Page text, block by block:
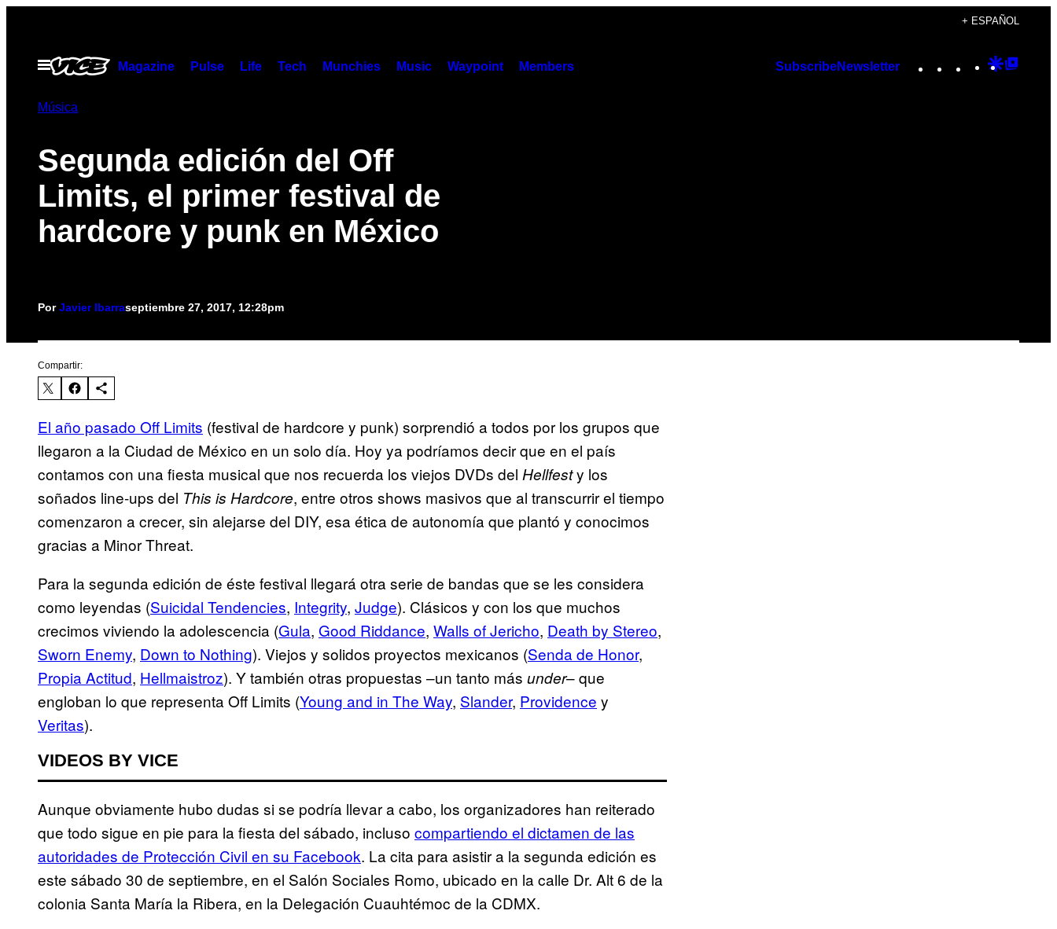
contenido
+ ESPAÑOL
Abrir
Menú
Magazine Pulse Life Tech Munchies Music Waypoint Members SubscribeNewsletter Instagram
TikTok
YouTube
Google
Música
Segunda edición del Off
Limits, el primer festival de
hardcore y punk en México
PorJavier Ibarraseptiembre 27, 2017, 12:28pm
Compartir:
El año pasado Off Limits (festival de hardcore y punk) sorprendió a todos por los grupos que
llegaron a la Ciudad de México en un solo día. Hoy ya podríamos decir que en el país
contamos con una fiesta musical que nos recuerda los viejos DVDs del Hellfesty los
soñados line-ups del This is Hardcore, entre otros shows masivos que al transcurrir el tiempo
comenzaron a crecer, sin alejarse del DIY, esa ética de autonomía que plantó y conocimos
gracias a Minor Threat.
Para la segunda edición de éste festival llegará otra serie de bandas que se les considera
como leyendas (Suicidal Tendencies, Integrity, Judge). Clásicos y con los que muchos
crecimos viviendo la adolescencia (Gula, Good Riddance, Walls of Jericho, Death by Stereo,
Sworn Enemy, Down to Nothing). Viejos y solidos proyectos mexicanos (Senda de Honor,
Propia Actitud, Hellmaistroz). Y también otras propuestas –un tanto más under– que
engloban lo que representa Off Limits (Young and in The Way, Slander, Providence y
Veritas).
VIDEOS BY VICE
Aunque obviamente hubo dudas si se podría llevar a cabo, los organizadores han reiterado
que todo sigue en pie para la fiesta del sábado, incluso compartiendo el dictamen de las
autoridades de Protección Civil en su Facebook. La cita para asistir a la segunda edición es
este sábado 30 de septiembre, en el Salón Sociales Romo, ubicado en la calle Dr. Alt 6 de la
colonia Santa María la Ribera, en la Delegación Cuauhtémoc de la CDMX.